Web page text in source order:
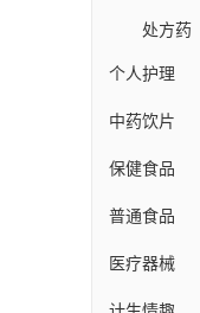
处方药
个人护理
中药饮片
保健食品
普通食品
医疗器械